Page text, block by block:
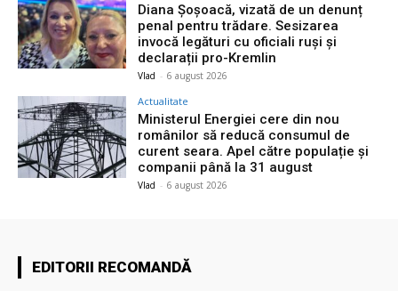
Diana Șoșoacă, vizată de un denunț
penal pentru trădare. Sesizarea
invocă legături cu oficiali ruși și
declarații pro-Kremlin
Vlad - 6 august 2026
Actualitate
Ministerul Energiei cere din nou
românilor să reducă consumul de
curent seara. Apel către populație și
companii până la 31 august
Vlad - 6 august 2026
EDITORII RECOMANDĂ